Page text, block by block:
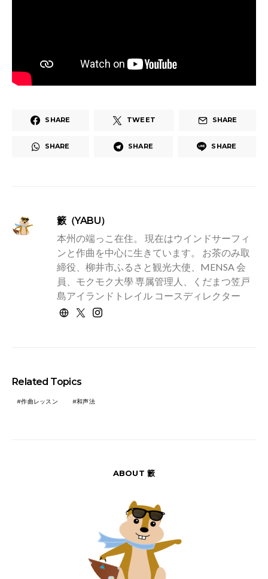
SHARE TWEET SHARE
SHARE SHARE SHARE
籔（YABU）
本州の端っこ在住。 現在はウインドサーフィ
ンと作曲を中心に生きています。 お茶のみ取
締役、柳井市ふるさと観光大使、MENSA 会
員、モクモク大學 専属管理人、くだまつ笠戸
島アイランドトレイル コースディレクター
Related Topics
作曲レッスン 和声法
ABOUT 籔